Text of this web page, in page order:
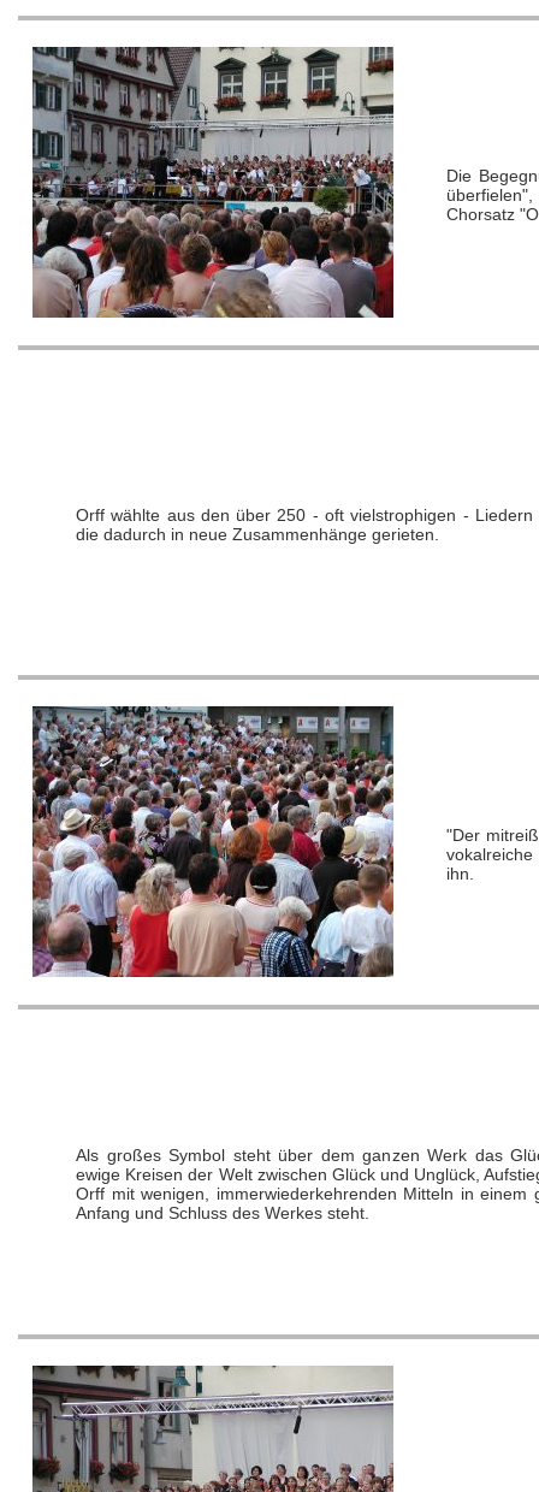
Die
Chorsatz
Orff wählte aus den über 250 - oft vielstrophigen - Liedern
die dadurch in neue Zusammenhänge gerieten.
"Der
vokalreiche
ihn.
Als großes Symbol steht über dem ganzen Werk das
ewige Kreisen der Welt zwischen Glück und Unglück,
Orff mit wenigen, immerwiederkehrenden Mitteln in einem
Anfang und Schluss des Werkes steht.